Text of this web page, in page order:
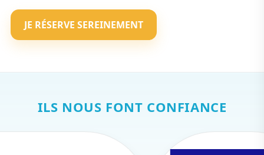
JE RÉSERVE SEREINEMENT
ILS NOUS FONT CONFIANCE